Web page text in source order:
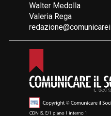
Walter Medolla
Valeria Rega